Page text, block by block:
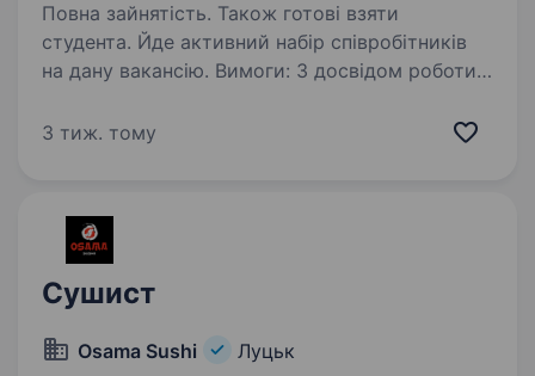
Повна зайнятість. Також готові взяти
студента. Йде активний набір співробітників
на дану вакансію. Вимоги: З досвідом роботи /
страв японської кухні Дотримання
3 тиж. тому
Сушист
Osama Sushi Луцьк